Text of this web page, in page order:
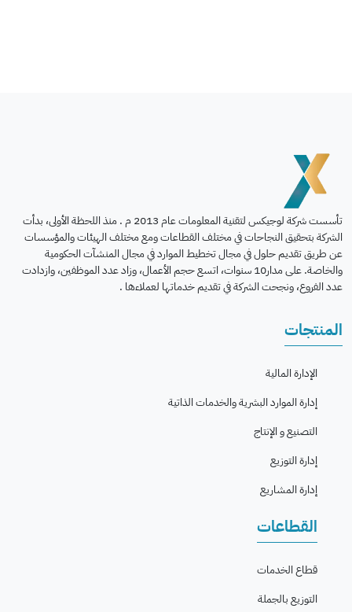
تأسست شركة لوجيكس لتقنية المعلومات عام 2013 م . منذ اللحظة الأولى، بدأت
الشركة بتحقيق النجاحات في مختلف القطاعات ومع مختلف الهيئات والمؤسسات
عن طريق تقديم حلول في مجال تخطيط الموارد في مجال المنشآت الحكومية
والخاصة. على مدار10 سنوات، اتسع حجم الأعمال، وزاد عدد الموظفين، وازدادت
عدد الفروع، ونجحت الشركة في تقديم خدماتها لعملاءها .
المنتجات
الإدارة المالية
إدارة الموارد البشرية والخدمات الذاتية
التصنيع و الإنتاج
إدارة التوزيع
إدارة المشاريع
القطاعات
قطاع الخدمات
التوزيع بالجملة